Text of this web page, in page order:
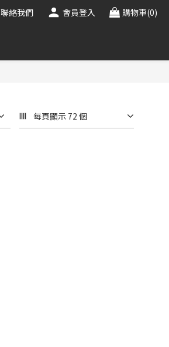
聯絡我們 會員登入 購物車(0)
每頁顯示 72 個